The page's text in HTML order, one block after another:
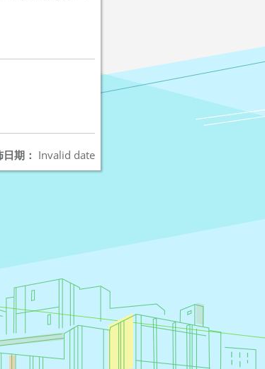
期： Invalid date